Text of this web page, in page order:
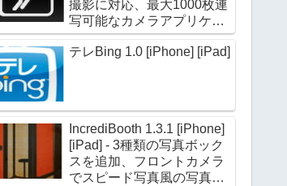
撮影に対応、最大1000枚連
写可能なカメラアプリケー
ション
テレBing 1.0 [iPhone] [iPad]
IncrediBooth 1.3.1 [iPhone]
[iPad] - 3種類の写真ボック
スを追加、フロントカメラ
でスピード写真風の写真を